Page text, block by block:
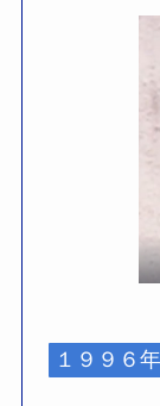
１９９６年